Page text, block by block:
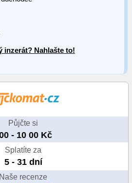
inzerát? Nahlašte to!
Půjčte si
- 10 00 Kč
Splatíte za
5 - 31 dní
Naše recenze